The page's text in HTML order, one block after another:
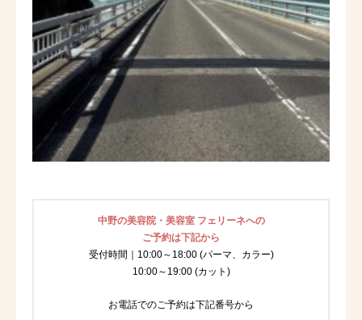
中野の美容院・美容室 フェリーネへの
ご予約は下記から
受付時間｜10:00～18:00 (パーマ、カラー)
10:00～19:00 (カット)
お電話でのご予約は下記番号から